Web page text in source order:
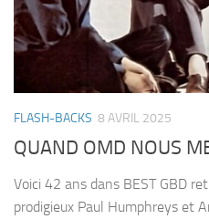
FLASH-BACKS 8 AVRIL 2025
QUAND OMD NOUS
Voici 42 ans dans BEST GBD
prodigieux Paul Humphreys et